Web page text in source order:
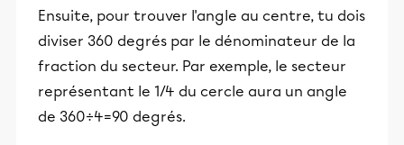
Ensuite, pour trouver l'angle au centre, tu dois
diviser 360 degrés par le dénominateur de la
fraction du secteur. Par exemple, le secteur
représentant le 1/4 du cercle aura un angle
de 360÷4=90 degrés.